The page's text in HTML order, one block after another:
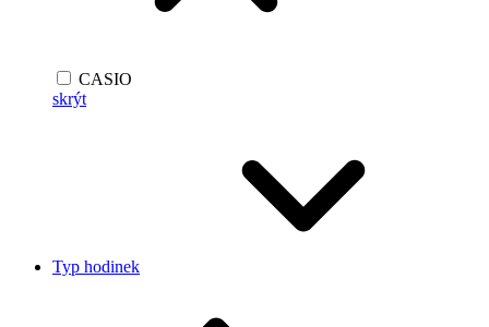
CASIO
skrýt
Typ hodinek